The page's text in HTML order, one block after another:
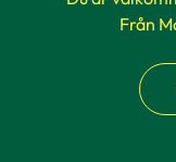
Från